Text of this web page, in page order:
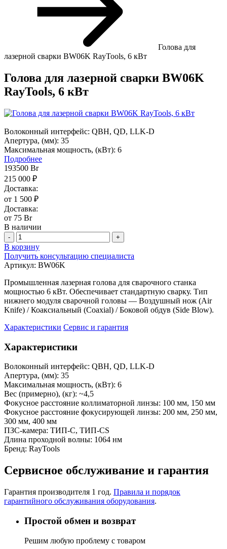
Голова для
лазерной сварки BW06K RayTools, 6 кВт
Голова для лазерной сварки BW06K
RayTools, 6 кВт
Волоконный интерфейс: QBH, QD, LLK-D
Апертура, (мм): 35
Максимальная мощность, (кВт): 6
Подробнее
193500 Br
215 000 ₽
Доставка:
от 1 500 ₽
Доставка:
от 75 Br
В наличии
- +
В корзину
Получить консультацию специалиста
Артикул: BW06K
Промышленная лазерная голова для сварочного станка
мощностью 6 кВт. Обеспечивает стандартную сварку. Тип
нижнего модуля сварочной головы — Воздушный нож (Air
Knife) / Коаксиальный (Coaxial) / Боковой обдув (Side Blow).
Характеристики Сервис и гарантия
Характеристики
Волоконный интерфейс: QBH, QD, LLK-D
Апертура, (мм): 35
Максимальная мощность, (кВт): 6
Вес (примерно), (кг): ~4,5
Фокусное расстояние коллиматорной линзы: 100 мм, 150 мм
Фокусное расстояние фокусирующей линзы: 200 мм, 250 мм,
300 мм, 400 мм
ПЗС-камера: ТИП-С, ТИП-CS
Длина проходной волны: 1064 нм
Бренд: RayTools
Сервисное обслуживание и гарантия
Гарантия производителя 1 год. Правила и порядок
гарантийного обслуживания оборудования.
Простой обмен и возврат
Решим любую проблему с товаром